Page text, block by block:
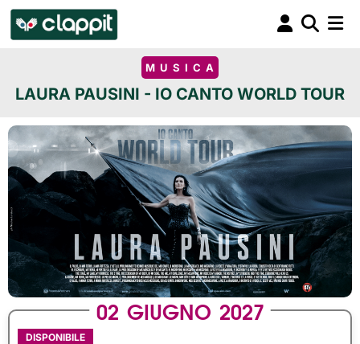
MUSICA
LAURA PAUSINI - IO CANTO WORLD TOUR
02 GIUGNO 2027
DISPONIBILE